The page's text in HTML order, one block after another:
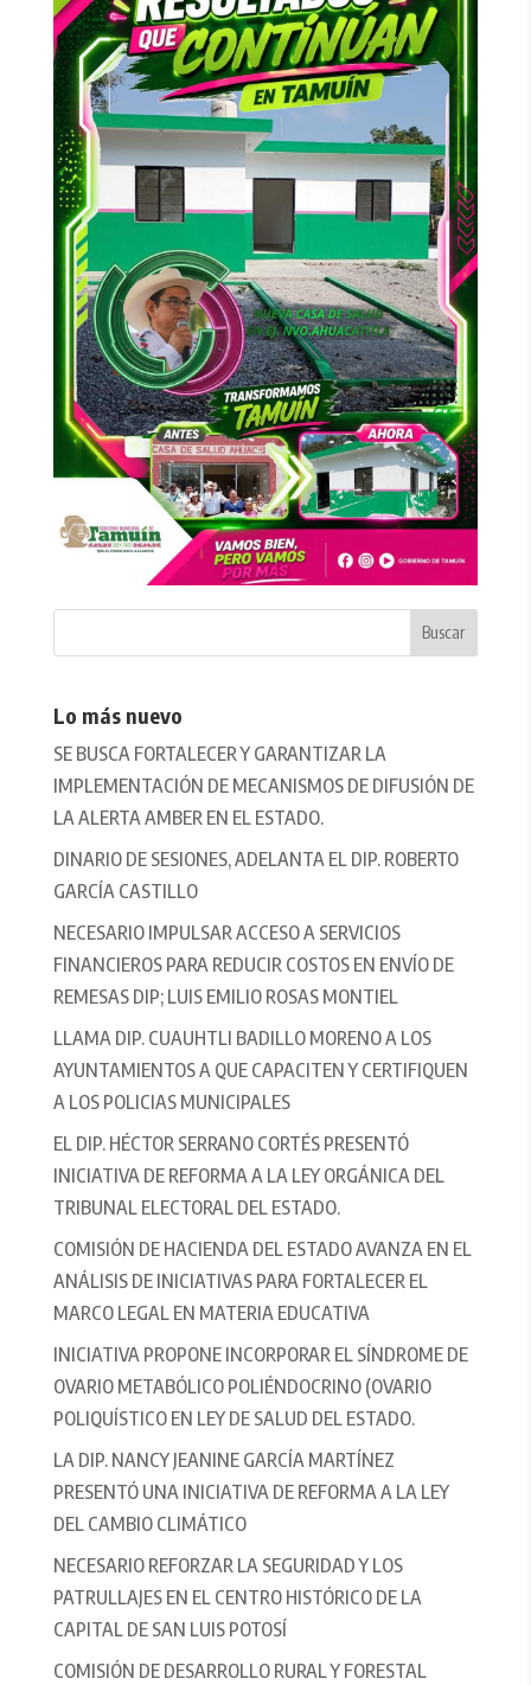
Lo más nuevo
SE BUSCA FORTALECER Y GARANTIZAR LA
IMPLEMENTACIÓN DE MECANISMOS DE DIFUSIÓN DE
LA ALERTA AMBER EN EL ESTADO.
DINARIO DE SESIONES, ADELANTA EL DIP. ROBERTO
GARCÍA CASTILLO
NECESARIO IMPULSAR ACCESO A SERVICIOS
FINANCIEROS PARA REDUCIR COSTOS EN ENVÍO DE
REMESAS DIP; LUIS EMILIO ROSAS MONTIEL
LLAMA DIP. CUAUHTLI BADILLO MORENO A LOS
AYUNTAMIENTOS A QUE CAPACITEN Y CERTIFIQUEN
A LOS POLICIAS MUNICIPALES
EL DIP. HÉCTOR SERRANO CORTÉS PRESENTÓ
INICIATIVA DE REFORMA A LA LEY ORGÁNICA DEL
TRIBUNAL ELECTORAL DEL ESTADO.
COMISIÓN DE HACIENDA DEL ESTADO AVANZA EN EL
ANÁLISIS DE INICIATIVAS PARA FORTALECER EL
MARCO LEGAL EN MATERIA EDUCATIVA
INICIATIVA PROPONE INCORPORAR EL SÍNDROME DE
OVARIO METABÓLICO POLIÉNDOCRINO (OVARIO
POLIQUÍSTICO EN LEY DE SALUD DEL ESTADO.
LA DIP. NANCY JEANINE GARCÍA MARTÍNEZ
PRESENTÓ UNA INICIATIVA DE REFORMA A LA LEY
DEL CAMBIO CLIMÁTICO
NECESARIO REFORZAR LA SEGURIDAD Y LOS
PATRULLAJES EN EL CENTRO HISTÓRICO DE LA
CAPITAL DE SAN LUIS POTOSÍ
COMISIÓN DE DESARROLLO RURAL Y FORESTAL